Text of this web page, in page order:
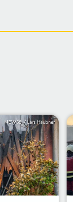
NEWS5 / Lars Haubner